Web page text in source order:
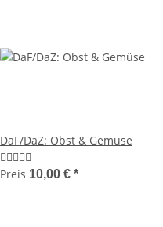
DaF/DaZ: Obst & Gemüse
Preis 10,00 € *